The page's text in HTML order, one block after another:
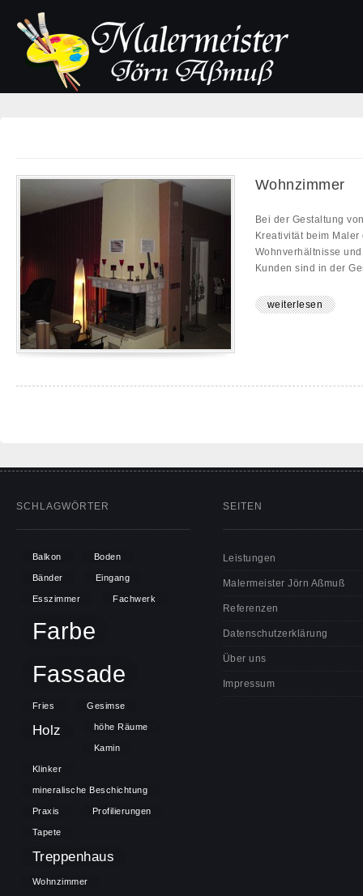
Wohnzimmer
Bei der Gestaltung
Kreativität beim
Wohnverhältnisse
Kunden sind in der
weiterlesen
SCHLAGWÖRTER
Balkon Boden
Bänder Eingang
Esszimmer Fachwerk
Farbe
Fassade
Fries Gesimse
Holz höhe Räume
Kamin
Klinker
mineralische Beschichtung
Praxis Profilierungen
Tapete
Treppenhaus
Wohnzimmer
SEITEN
Leistungen
Malermeister Jörn Aßmuß
Referenzen
Datenschutzerklärung
Über uns
Impressum